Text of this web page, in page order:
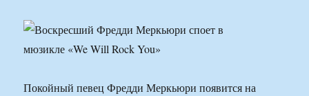
Покойный певец Фредди Меркьюри появится на